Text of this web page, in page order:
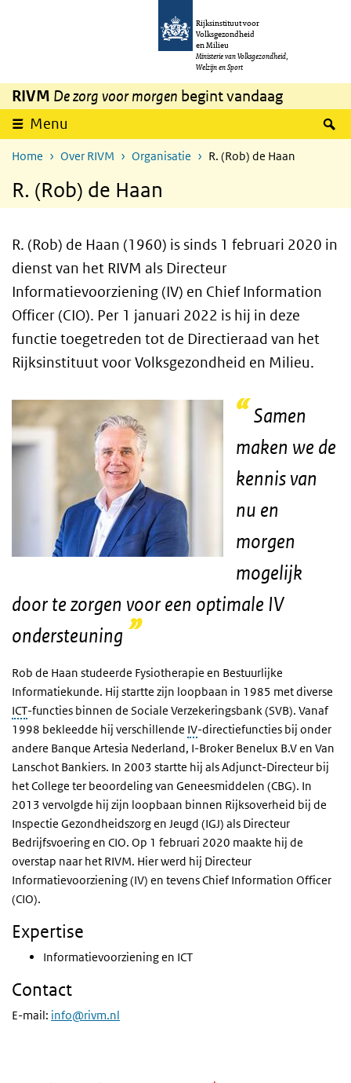
Overslaan en naar de inhoud gaan
Rijksinstituut voor
Volksgezondheid
en Milieu
Ministerie van Volksgezondheid,
Welzijn en Sport
RIVM De zorg voor morgen begint vandaag
Menu
Home Over RIVM Organisatie R. (Rob) de Haan
R. (Rob) de Haan
R. (Rob) de Haan (1960) is sinds 1 februari 2020 in
dienst van het RIVM als Directeur
Informatievoorziening (IV) en Chief Information
Officer (CIO). Per 1 januari 2022 is hij in deze
functie toegetreden tot de Directieraad van het
Rijksinstituut voor Volksgezondheid en Milieu.
Samen
maken we de
kennis van
nu en
morgen
mogelijk
door te zorgen voor een optimale IV
ondersteuning
Rob de Haan studeerde Fysiotherapie en Bestuurlijke
Informatiekunde. Hij startte zijn loopbaan in 1985 met diverse
ICT-functies binnen de Sociale Verzekeringsbank (SVB). Vanaf
1998 bekleedde hij verschillende IV-directiefuncties bij onder
andere Banque Artesia Nederland, I-Broker Benelux B.V en Van
Lanschot Bankiers. In 2003 startte hij als Adjunct-Directeur bij
het College ter beoordeling van Geneesmiddelen (CBG). In
2013 vervolgde hij zijn loopbaan binnen Rijksoverheid bij de
Inspectie Gezondheidszorg en Jeugd (IGJ) als Directeur
Bedrijfsvoering en CIO. Op 1 februari 2020 maakte hij de
overstap naar het RIVM. Hier werd hij Directeur
Informatievoorziening (IV) en tevens Chief Information Officer
(CIO).
Expertise
Informatievoorziening en ICT
Contact
E-mail: info@rivm.nl